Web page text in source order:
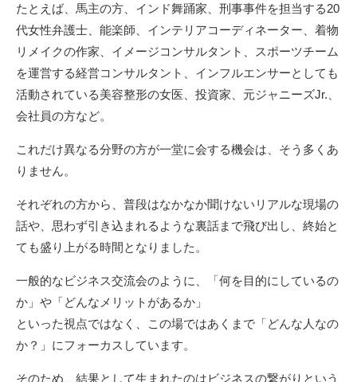
たとえば、馬主の方、インド舞踊家、刑事事件を担当する20
代女性弁護士、能楽師、インテリアコーディネーター、着物
リメイクの作家、イメージコンサルタント、スポーツチーム
を運営する経営コンサルタント、インフルエンサーとしても
活動されている美容整形の女医、投資家、元ジャニーズJr.、
会社員の方など。
これだけ異なる分野の方が一堂に会する機会は、そう多くあ
りません。
それぞれの方から、普段はなかなか聞けないリアルな現場の
話や、思わず引き込まれるような裏話まで飛び出し、終始と
ても盛り上がる時間となりました。
一般的なビジネス交流会のように、「何を目的にしているの
か」や「どんなメリットがあるか」
といった視点ではなく、この場ではあくまで「どんな人なの
か？」にフォーカスしています。
そのため、結果として生まれたのはビジネスの繋がりという